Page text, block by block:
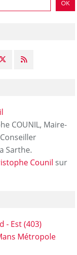
COUNIL, Maire-
Sarthe.
Counil sur
- Est(403)
Métropole